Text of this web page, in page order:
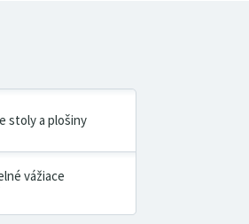
stoly a plošiny
vážiace